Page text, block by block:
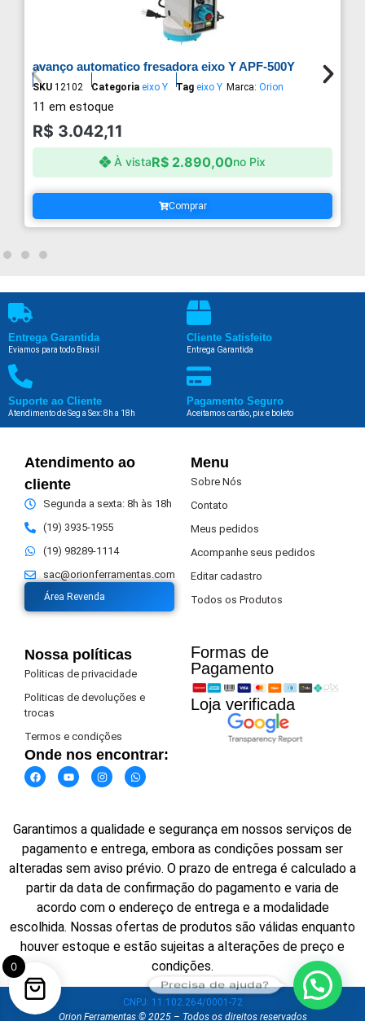
avanço automatico fresadora eixo Y APF-500Y
SKU 12102 Categoria eixo Y Tag eixo Y Marca: Orion
11 em estoque
R$ 3.042,11
À vistaR$ 2.890,00no Pix
Comprar
Entrega Garantida
Eviamos para todo Brasil
Cliente Satisfeito
Entrega Garantida
Suporte ao Cliente
Atendimento de Seg a Sex: 8h a 18h
Pagamento Seguro
Aceitamos cartão, pix e boleto
Atendimento ao
cliente
Segunda a sexta: 8h às 18h
(19) 3935-1955
(19) 98289-1114
sac@orionferramentas.com
Área Revenda
Menu
Sobre Nós
Contato
Meus pedidos
Acompanhe seus pedidos
Editar cadastro
Todos os Produtos
Nossa políticas
Politicas de privacidade
Politicas de devoluções e
trocas
Termos e condições
Onde nos encontrar:
Formas de
Pagamento​
Loja verificada
Garantimos a qualidade e segurança em nossos serviços de
pagamento e entrega, embora as condições possam ser
alteradas sem aviso prévio. O prazo de entrega é calculado a
partir da data de confirmação do pagamento e varia de
acordo com o endereço de entrega e a modalidade
escolhida. Nossas ofertas de produtos são válidas enquanto
houver estoque e estão sujeitas a alterações de preço e
condições.
CNPJ: 11.102.264/0001-72
Orion Ferramentas © 2025 – Todos os direitos reservados
0
Precisa de ajuda?